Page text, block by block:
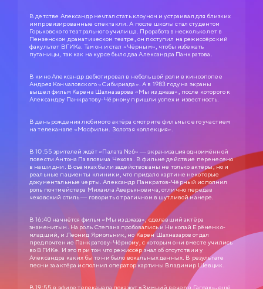
В детстве Александр мечтал стать клоуном и устраивал для близких
импровизированные спектакли. А после школы стал студентом
Горьковского театрального училища. Проработав несколько лет в
Пензенском драматическом театре, он поступил на режиссёрский
факультет ВГИКа. Там он и стал «Чёрным», чтобы избежать
путаницы, так как на курсе было два Александра Панкратова.
В кино Александр дебютировал в небольшой роли в киноэпопее
Андрея Кончаловского «Сибириада». А в 1983 году на экраны
вышел фильм Карена Шахназарова «Мы из джаза», после которого к
Александру Панкратову-Чёрному пришли успех и известность.
В день рождения любимого актёра смотрите фильмы с его участием
на телеканале «Мосфильм. Золотая коллекция».
В 10:55 зрителей ждёт «Палата №6» — экранизация одноимённой
повести Антона Павловича Чехова. В фильме действие перенесено
в наши дни. В съёмках были задействованы не только актёры, но и
реальные пациенты клиники, что придало картине некоторые
документальные черты. Александр Панкратов-Чёрный исполнил
роль почтмейстера Михаила Аверьяновича, отлично передав
чеховский стиль — говорить о трагичном в шутливой манере.
В 16:40 начнётся фильм «Мы из джаза», сделавший актёра
знаменитым. На роль Степана пробовались и Николай Ерёменко-
младший, и Леонид Ярмольник, но Карен Шахназаров отдал
предпочтение Панкратову-Чёрному, с которым они вместе учились
во ВГИКе. И это при том что режиссёр знал об отсутствии у
Александра каких бы то ни было вокальных данных. В результате
песни за актёра исполнил оператор картины Владимир Шевцик.
В 19:55 в эфире телеканала покажут«Зимний вечер в Гаграх», ещё
СЛУЖЕБНЫЙ РОМАН
0+ 1977
ЗОЛОТАЯ КОЛЛЕКЦИЯ МОСФИЛЬМА